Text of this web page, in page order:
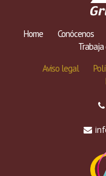
Home Conócenos
Aviso legal